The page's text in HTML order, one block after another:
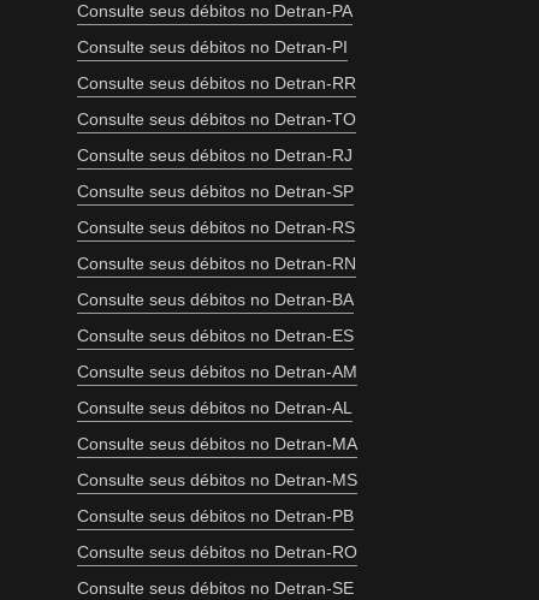
Consulte seus débitos no Detran-PA
Consulte seus débitos no Detran-PI
Consulte seus débitos no Detran-RR
Consulte seus débitos no Detran-TO
Consulte seus débitos no Detran-RJ
Consulte seus débitos no Detran-SP
Consulte seus débitos no Detran-RS
Consulte seus débitos no Detran-RN
Consulte seus débitos no Detran-BA
Consulte seus débitos no Detran-ES
Consulte seus débitos no Detran-AM
Consulte seus débitos no Detran-AL
Consulte seus débitos no Detran-MA
Consulte seus débitos no Detran-MS
Consulte seus débitos no Detran-PB
Consulte seus débitos no Detran-RO
Consulte seus débitos no Detran-SE